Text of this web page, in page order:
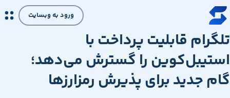
پرش به محتوای اصلی
ورود به وبسایت
تلگرام قابلیت پرداخت با
استیبل‌کوین را گسترش می‌دهد؛
گام جدید برای پذیرش رمزارزها